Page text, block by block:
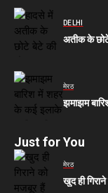
DELHI
अतीक के
मेरठ
झमाझम
Just for You
मेरठ
खुद ही